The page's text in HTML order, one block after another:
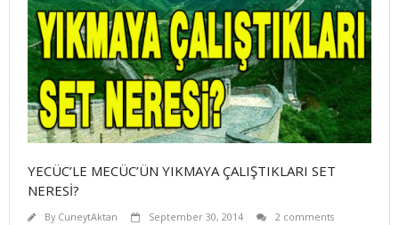
YECÜC’LE MECÜC’ÜN YIKMAYA ÇALIŞTIKLARI SET
NERESİ?
By CuneytAktan September 30, 2014
2 comments